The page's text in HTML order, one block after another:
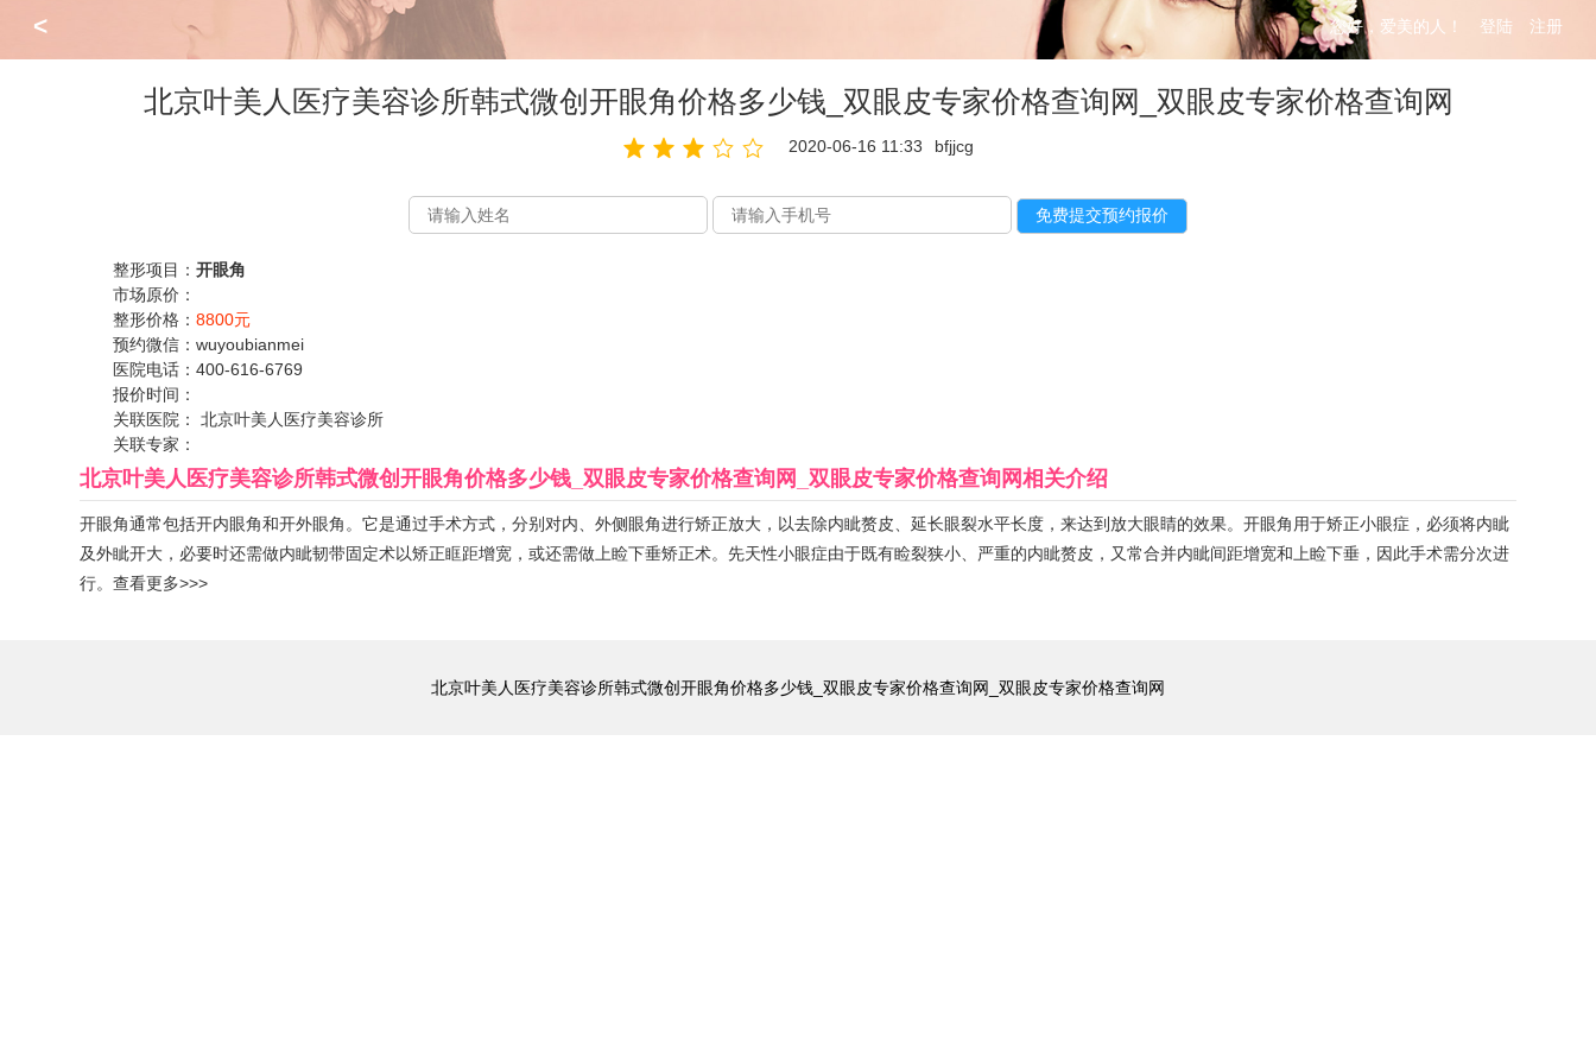
< 您好，爱美的人！ 登陆 注册
北京叶美人医疗美容诊所韩式微创开眼角价格多少钱_双眼皮专家价格查询网_双眼皮专家价格查询网
2020-06-16 11:33 bfjjcg
整形项目：开眼角
市场原价：
整形价格：8800元
预约微信：wuyoubianmei
医院电话：400-616-6769
报价时间：
关联医院：
北京叶美人医疗美容诊所
关联专家：
北京叶美人医疗美容诊所韩式微创开眼角价格多少钱_双眼皮专家价格查询网_双眼皮专家价格查询网相关介绍
开眼角通常包括开内眼角和开外眼角。它是通过手术方式，分别对内、外侧眼角进行矫正放大，以去除内眦赘皮、延长眼裂水平长度，来达到放大眼睛的效果。开眼角用于矫正小眼症，必须将内眦
及外眦开大，必要时还需做内眦韧带固定术以矫正眶距增宽，或还需做上睑下垂矫正术。先天性小眼症由于既有睑裂狭小、严重的内眦赘皮，又常合并内眦间距增宽和上睑下垂，因此手术需分次进
行。查看更多>>>
北京叶美人医疗美容诊所韩式微创开眼角价格多少钱_双眼皮专家价格查询网_双眼皮专家价格查询网